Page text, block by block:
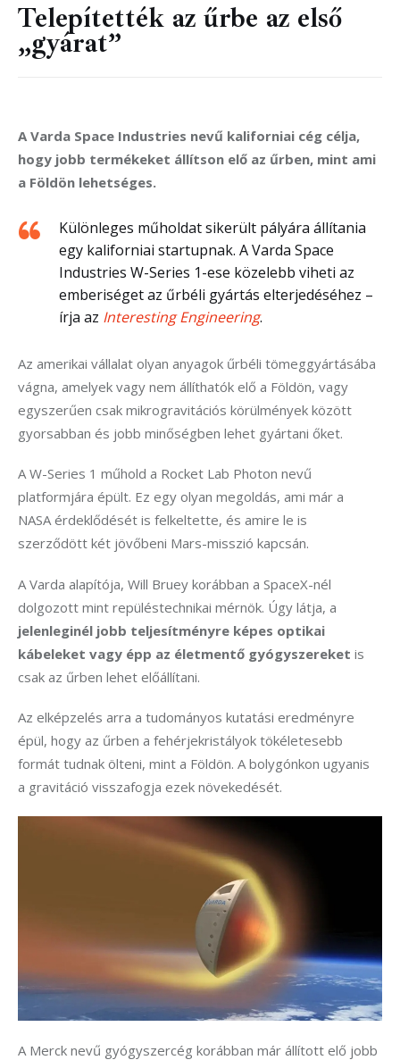
Telepítették az űrbe az első
„gyárat”
A Varda Space Industries nevű kaliforniai cég célja,
hogy jobb termékeket állítson elő az űrben, mint ami
a Földön lehetséges.
Különleges műholdat sikerült pályára állítania
egy kaliforniai startupnak. A Varda Space
Industries W-Series 1-ese közelebb viheti az
emberiséget az űrbéli gyártás elterjedéséhez –
írja az Interesting Engineering.
Az amerikai vállalat olyan anyagok űrbéli tömeggyártásába
vágna, amelyek vagy nem állíthatók elő a Földön, vagy
egyszerűen csak mikrogravitációs körülmények között
gyorsabban és jobb minőségben lehet gyártani őket.
A W-Series 1 műhold a Rocket Lab Photon nevű
platformjára épült. Ez egy olyan megoldás, ami már a
NASA érdeklődését is felkeltette, és amire le is
szerződött két jövőbeni Mars-misszió kapcsán.
A Varda alapítója, Will Bruey korábban a SpaceX-nél
dolgozott mint repüléstechnikai mérnök. Úgy látja, a
jelenleginél jobb teljesítményre képes optikai
kábeleket vagy épp az életmentő gyógyszereket is
csak az űrben lehet előállítani.
Az elképzelés arra a tudományos kutatási eredményre
épül, hogy az űrben a fehérjekristályok tökéletesebb
formát tudnak ölteni, mint a Földön. A bolygónkon ugyanis
a gravitáció visszafogja ezek növekedését.
A Merck nevű gyógyszercég korábban már állított elő jobb